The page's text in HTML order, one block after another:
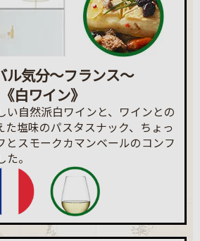
ル気分～フランス～
《白ワイン》
い自然派白ワインと、ワインとの
た塩味のパスタスナック、ちょっ
とスモークカマンベールのコンフ
。